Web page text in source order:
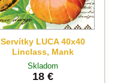
Servítky LUCA 40x40
Linclass, Mank
Skladom
18 €